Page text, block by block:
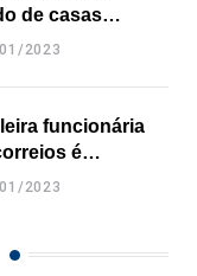
de casas
em 3D é
2023
funcionária
é
a facadas
2023